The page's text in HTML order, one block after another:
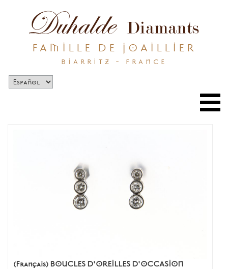
FAMILLE DE JOAILLIER
BIARRITZ - FRANCE
(Français) BOUCLES D'OREILLES D'OCCASION